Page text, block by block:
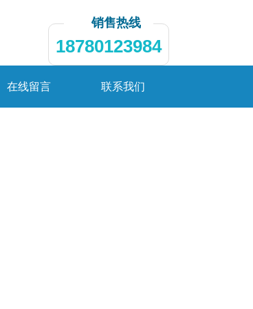
销售热线
18780123984
在线留言 联系我们